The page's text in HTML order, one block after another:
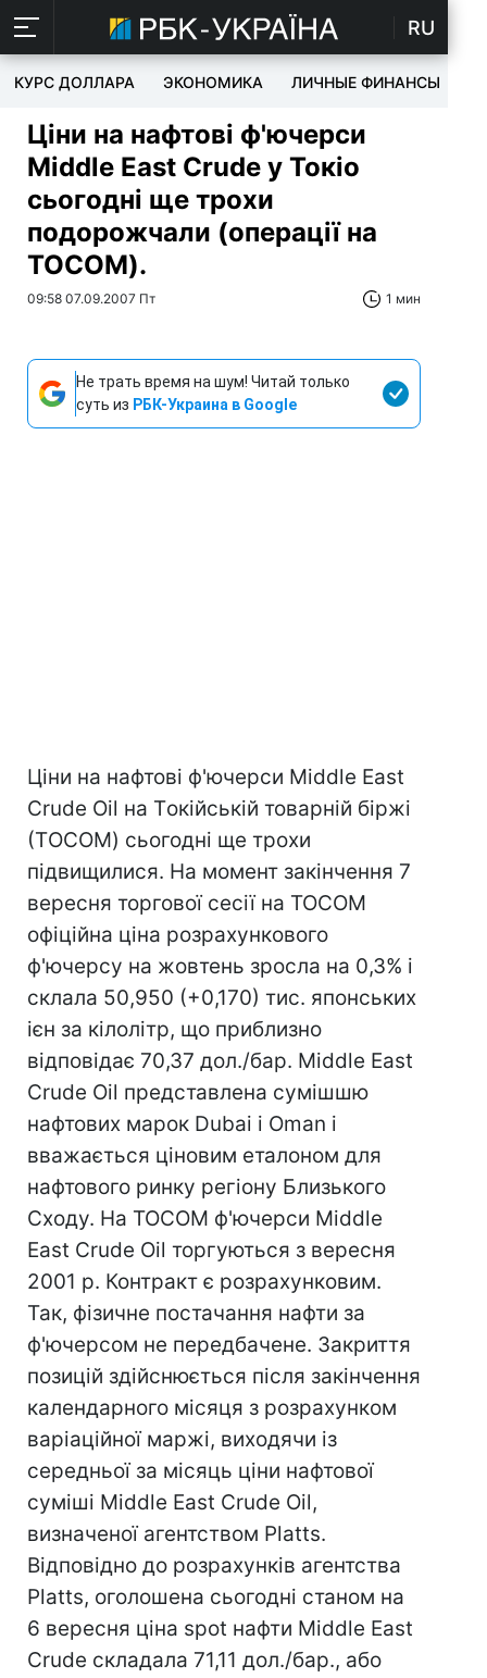
RU
КУРС ДОЛЛАРА ЭКОНОМИКА ЛИЧНЫЕ ФИНАНСЫ
Ціни на нафтові ф'ючерси
Middle East Crude у Токіо
сьогодні ще трохи
подорожчали (операції на
TOCOM).
09:58 07.09.2007 Пт 1 мин
Не трать время на шум! Читай только
суть из РБК-Украина в Google
Ціни на нафтові ф'ючерси Middle East
Crude Oil на Tокійській товарній біржі
(ТOCOM) сьогодні ще трохи
підвищилися. На момент закінчення 7
вересня торгової сесії на TOCOM
офіційна ціна розрахункового
ф'ючерсу на жовтень зросла на 0,3% і
склала 50,950 (+0,170) тис. японських
ієн за кілолітр, що приблизно
відповідає 70,37 дол./бар. Middle East
Crude Oil представлена сумішшю
нафтових марок Dubai і Oman і
вважається ціновим еталоном для
нафтового ринку регіону Близького
Сходу. На TOCOM ф'ючерси Middle
East Crude Oil торгуються з вересня
2001 р. Контракт є розрахунковим.
Так, фізичне постачання нафти за
ф'ючерсом не передбачене. Закриття
позицій здійснюється після закінчення
календарного місяця з розрахунком
варіаційної маржі, виходячи із
середньої за місяць ціни нафтової
суміші Middle East Crude Oil,
визначеної агентством Platts.
Відповідно до розрахунків агентства
Platts, оголошена сьогодні станом на
6 вересня ціна spot нафти Middle East
Crude складала 71,11 дол./бар., або